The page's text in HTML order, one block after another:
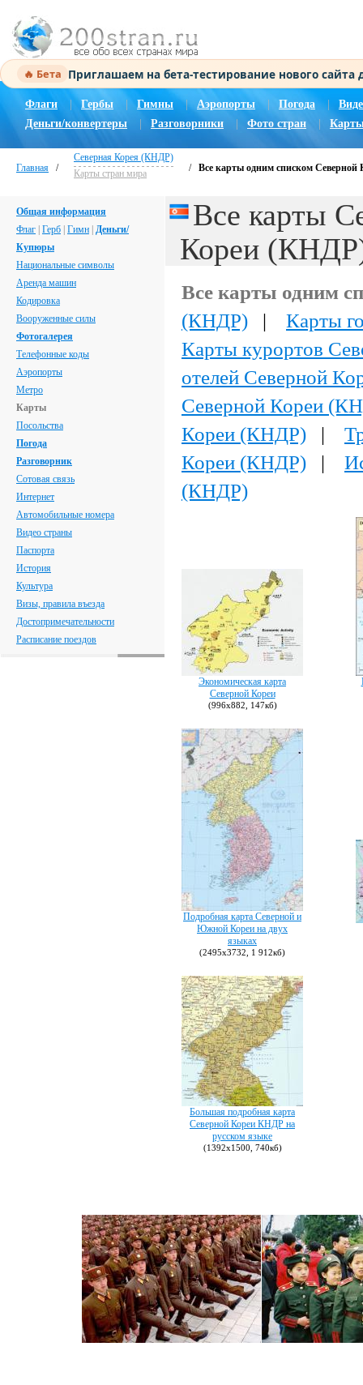
🔥 Бета Приглашаем на бета-тестирование нового
Флаги Гербы Гимны | Аэропорты Погода |
Деньги/конвертеры
Разговорники Фото стран
Главная /
Северная Корея (КНДР)
Карты стран мира
/ Все карты одним списком
Общая информация
Флаг Герб Гимн Деньги/
Купюры
Национальные символы
Аренда машин
Кодировка
Вооруженные силы
Фотогалерея
Телефонные коды
Аэропорты
Метро
Карты
Посольства
Погода
Разговорник
Сотовая связь
Интернет
Автомобильные номера
Видео страны
Паспорта
История
Культура
Визы, правила въезда
Достопримечательности
Расписание поездов
Все карты
Кореи
Все карты одним
(КНДР) | Карты
Карты курортов
отелей Северной
Северной Кореи
Кореи (КНДР) |
Кореи (КНДР) |
(КНДР)
Экономическая карта
Северной Кореи
(996х882, 147кб)
Подробная карта Северной и
Южной Кореи на двух
языках
(2495х3732, 1 912кб)
Большая подробная карта
Северной Кореи КНДР на
русском языке
(1392х1500, 740кб)